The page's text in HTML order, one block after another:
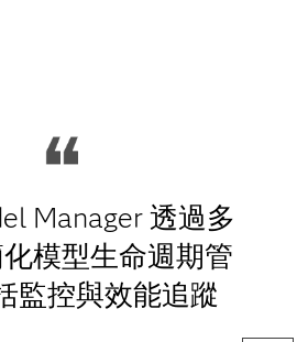
Manager 透過多
模型生命週期管
監控與效能追蹤